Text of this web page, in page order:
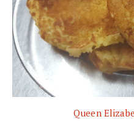
Queen